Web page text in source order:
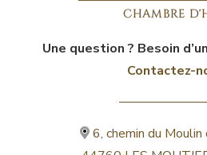
Une question ? Besoin
Contactez-
6, chemin du